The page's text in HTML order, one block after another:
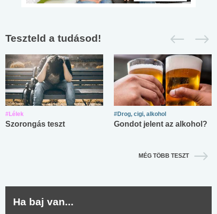
Teszteld a tudásod!
#Lélek
Szorongás teszt
#Drog, cigi, alkohol
Gondot jelent az alkohol?
MÉG TÖBB TESZT
Ha baj van...